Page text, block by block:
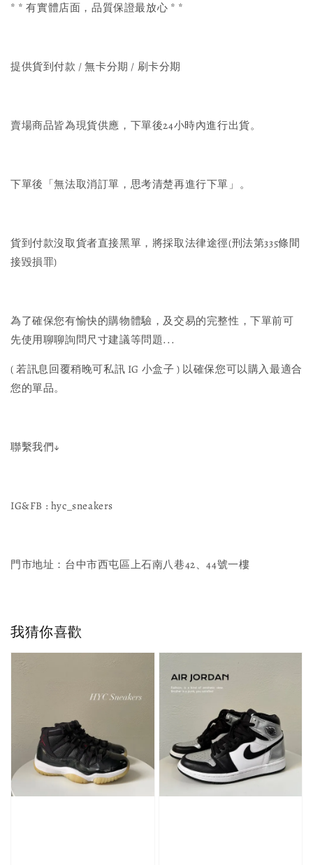
* * 有實體店面，品質保證最放心 * *
提供貨到付款 / 無卡分期 / 刷卡分期
賣場商品皆為現貨供應，下單後24小時內進行出貨。
下單後「無法取消訂單，思考清楚再進行下單」。
貨到付款沒取貨者直接黑單，將採取法律途徑(刑法第335條間
接毀損罪)
為了確保您有愉快的購物體驗，及交易的完整性，下單前可
先使用聊聊詢問尺寸建議等問題...
( 若訊息回覆稍晚可私訊 IG 小盒子 ) 以確保您可以購入最適合
您的單品。
聯繫我們↓
IG&FB : hyc_sneakers
門市地址：台中市西屯區上石南八巷42、44號一樓
我猜你喜歡